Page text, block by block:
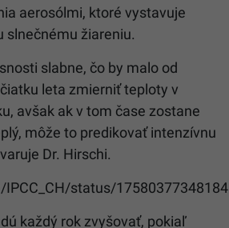
aerosólmi, ktoré vystavuje
slnečnému žiareniu.
slabne, čo by malo od
leta zmierniť teploty v
avšak ak v tom čase zostane
môže to predikovať intenzívnu
Dr. Hirschi.
status/
každý rok zvyšovať, pokiaľ